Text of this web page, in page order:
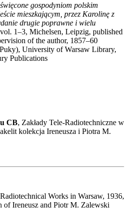
gospodyniom polskim
mieszkającym, przez Karolinę z
drugie poprawne i wielu
1–3, Michelsen, Leipzig, published
of the author, 1857–60
University of Warsaw Library,
Publications
CB, Zakłady Tele-Radiotechniczne w
kolekcja Ireneusza i Piotra M.
Works in Warsaw, 1936,
of Ireneusz and Piotr M. Zalewski